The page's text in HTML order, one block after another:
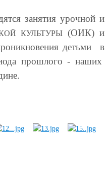
занятия урочной и
КУЛЬТУРЫ(ОИК) и
детьми в
прошлого - наших